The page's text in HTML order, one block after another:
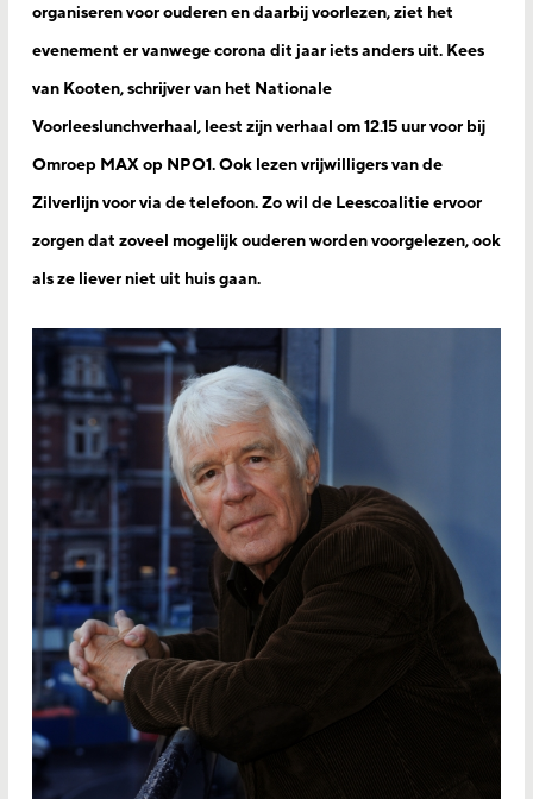
organiseren voor ouderen en daarbij voorlezen, ziet het
evenement er vanwege corona dit jaar iets anders uit. Kees
van Kooten, schrijver van het Nationale
Voorleeslunchverhaal, leest zijn verhaal om 12.15 uur voor bij
Omroep MAX op NPO1. Ook lezen vrijwilligers van de
Zilverlijn voor via de telefoon. Zo wil de Leescoalitie ervoor
zorgen dat zoveel mogelijk ouderen worden voorgelezen, ook
als ze liever niet uit huis gaan.